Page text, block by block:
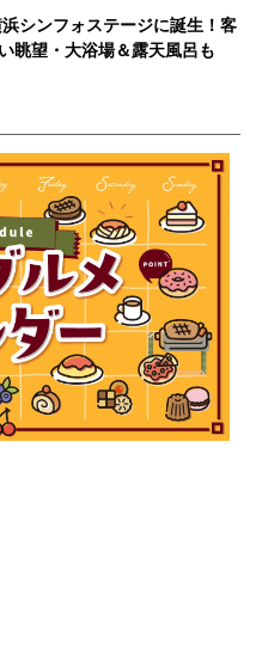
シンフォステージに誕生！客
眺望・大浴場＆露天風呂も